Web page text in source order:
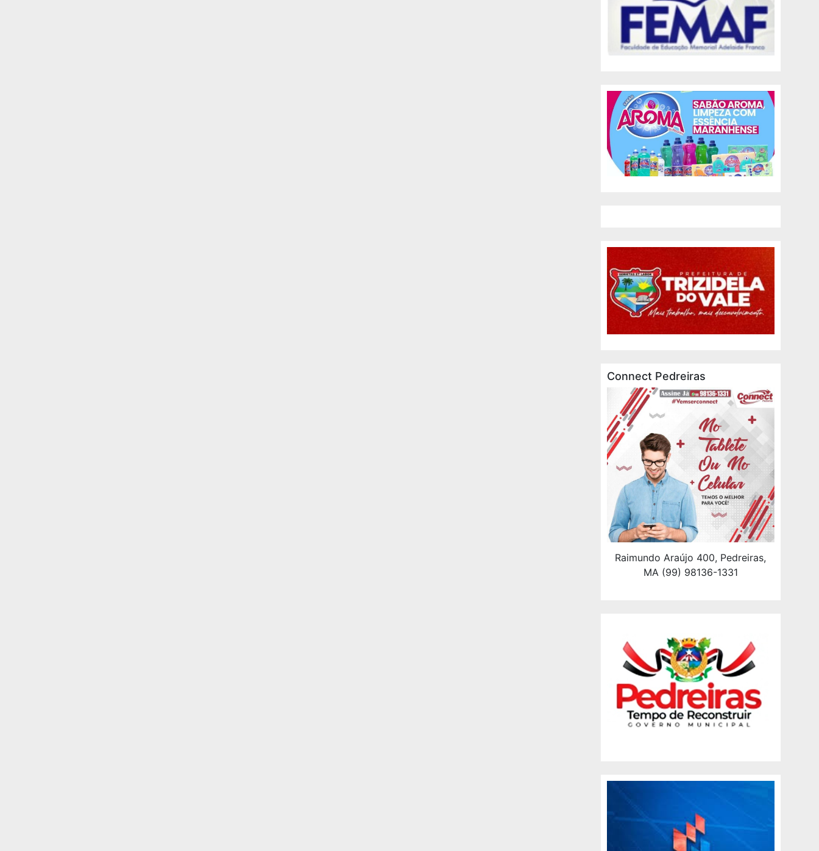
Connect Pedreiras
Raimundo Araújo 400, Pedreiras,
MA (99) 98136-1331